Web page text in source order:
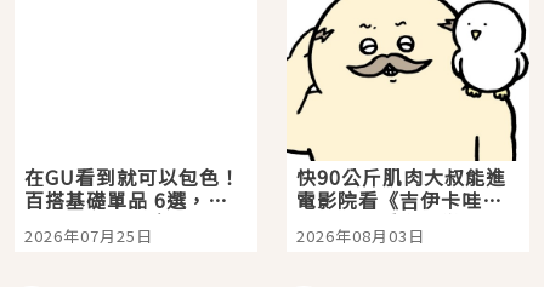
在GU看到就可以包色！
百搭基礎單品 6選，閉
眼全收也不心疼
2026年07月25日
快90公斤肌肉大叔能進
電影院看《吉伊卡哇》
嗎？日本重金屬樂團
「打首」會長與nagano
2026年08月03日